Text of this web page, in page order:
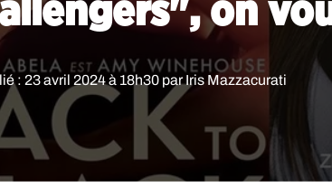
on
: 23 avril 2024 à 18h30 par Iris Mazzacurati